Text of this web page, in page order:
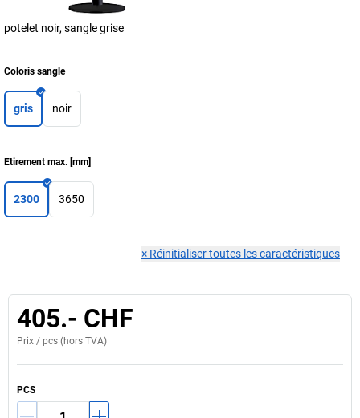
potelet noir, sangle grise
Coloris sangle
gris noir
Etirement max. [mm]
2300 3650
× Réinitialiser toutes les caractéristiques
405.- CHF
Prix / pcs (hors TVA)
PCS